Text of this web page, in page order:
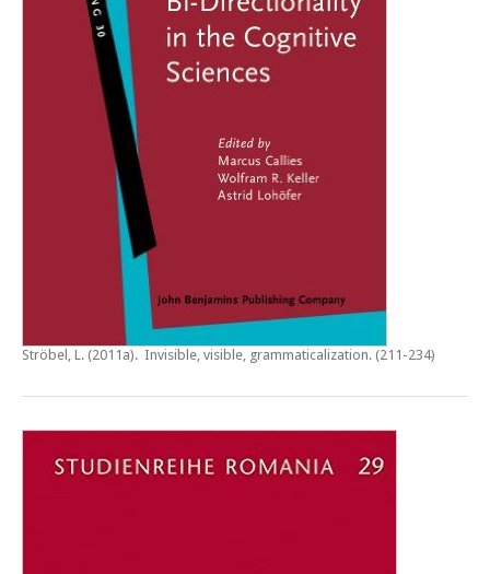
Ströbel, L. (2011a). Invisible, visible, grammaticalization. (211-234)